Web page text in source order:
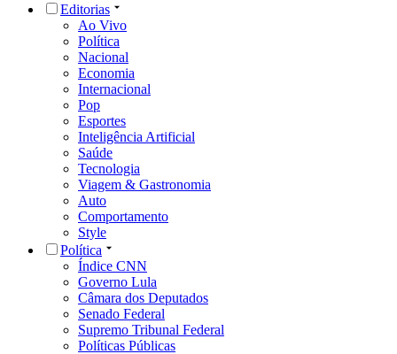
Editorias
Ao Vivo
Política
Nacional
Economia
Internacional
Pop
Esportes
Inteligência Artificial
Saúde
Tecnologia
Viagem & Gastronomia
Auto
Comportamento
Style
Política
Índice CNN
Governo Lula
Câmara dos Deputados
Senado Federal
Supremo Tribunal Federal
Políticas Públicas